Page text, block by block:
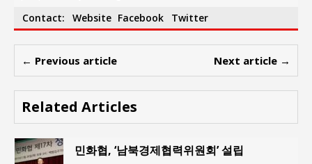
Contact:
Website Facebook Twitter
← Previous article Next article →
Related Articles
민화협, ‘남북경제협력위원회’ 설립